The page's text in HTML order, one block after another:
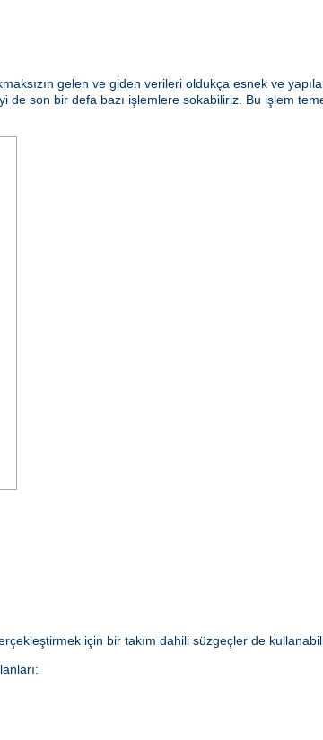
gelen ve giden verileri oldukça esnek ve
de son bir defa bazı işlemlere sokabiliriz. Bu işlem
için bir takım dahili süzgeçler de